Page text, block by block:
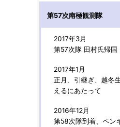
第57次南極観測隊
2017年3月
第57次隊 田村氏帰国
2017年1月
正月、引継ぎ、越冬
えるにあたって
2016年12月
第58次隊到着、ペン